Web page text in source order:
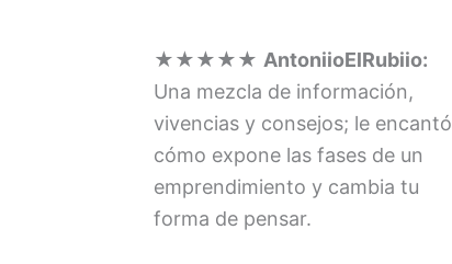
★★★★★ AntoniioElRubiio:
Una mezcla de información,
vivencias y consejos; le encantó
cómo expone las fases de un
emprendimiento y cambia tu
forma de pensar.